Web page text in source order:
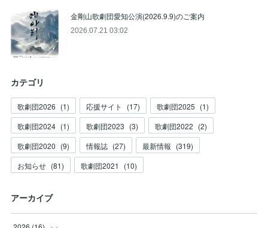
金剛山歌劇団愛知公演(2026.9.9)のご案内
2026.07.21 03:02
カテゴリ
歌劇団2026 (1) 応援サイト (17) 歌劇団2025 (1)
歌劇団2024 (1) 歌劇団2023 (3) 歌劇団2022 (2)
歌劇団2020 (9) 情報誌 (27) 最新情報 (319)
お知らせ (81) 歌劇団2021 (10)
アーカイブ